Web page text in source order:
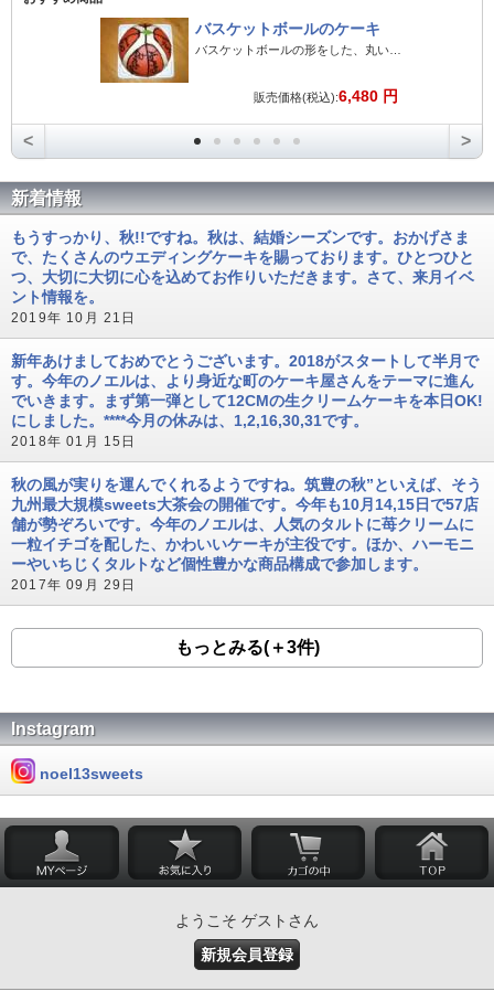
バスケットボールのケーキ
販売価格(税込):6,480 円
< >
新着情報
もうすっかり、秋!!ですね。秋は、結婚シーズンです。おかげさま
で、たくさんのウエディングケーキを賜っております。ひとつひと
つ、大切に大切に心を込めてお作りいただきます。さて、来月イベ
ント情報を。
2019年 10月 21日
新年あけましておめでとうございます。2018がスタートして半月で
す。今年のノエルは、より身近な町のケーキ屋さんをテーマに進ん
でいきます。まず第一弾として12CMの生クリームケーキを本日OK!
にしました。****今月の休みは、1,2,16,30,31です。
2018年 01月 15日
秋の風が実りを運んでくれるようですね。筑豊の秋”といえば、そう
九州最大規模sweets大茶会の開催です。今年も10月14,15日で57店
舗が勢ぞろいです。今年のノエルは、人気のタルトに苺クリームに
一粒イチゴを配した、かわいいケーキが主役です。ほか、ハーモニ
ーやいちじくタルトなど個性豊かな商品構成で参加します。
2017年 09月 29日
もっとみる(＋3件)
Instagram
noel13sweets
ようこそ ゲストさん
新規会員登録